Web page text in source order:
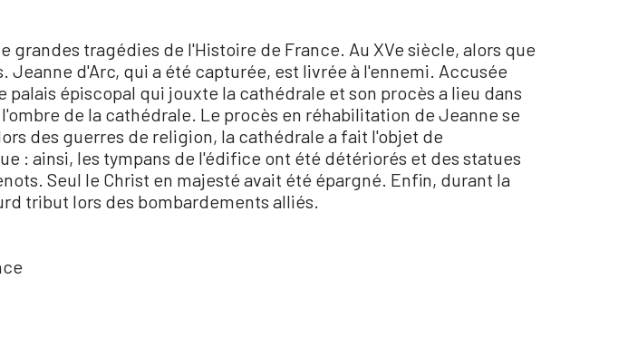
grandes tragédies de l'Histoire de France. Au XVe siècle, alors que
Jeanne d'Arc, qui a été capturée, est livrée à l'ennemi. Accusée
épiscopal qui jouxte la cathédrale et son procès a lieu dans
de la cathédrale. Le procès en réhabilitation de Jeanne se
des guerres de religion, la cathédrale a fait l'objet de
: ainsi, les tympans de l'édifice ont été détériorés et des statues
Seul le Christ en majesté avait été épargné. Enfin, durant la
tribut lors des bombardements alliés.